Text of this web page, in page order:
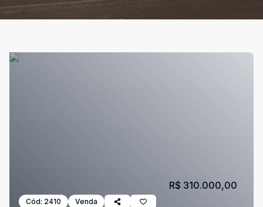
Cód: 2410 Venda
R$ 310.000,00